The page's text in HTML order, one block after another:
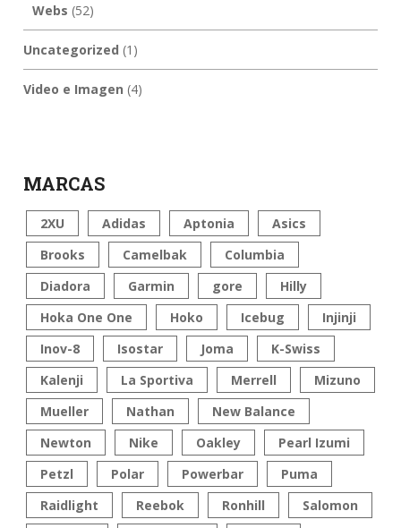
Webs (52)
Uncategorized (1)
Video e Imagen (4)
MARCAS
2XU Adidas Aptonia
Asics
Brooks
Camelbak
Columbia
Diadora
Garmin gore
Hilly
Hoka One One
Hoko Icebug
Injinji
Inov-8
Isostar Joma
K-Swiss
Kalenji
La Sportiva Merrell
Mizuno
Mueller
Nathan
New Balance
Newton
Nike Oakley
Pearl Izumi
Petzl
Polar Powerbar
Puma
Raidlight
Reebok Ronhill
Salomon